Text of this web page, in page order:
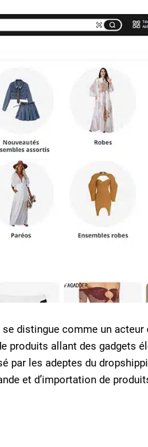
se distingue comme un acteur
produits allant des gadgets
par les adeptes du
et d’importation de